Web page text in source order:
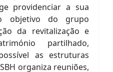
providenciar a sua
objetivo do grupo
da revitalização e
partilhado,
as estruturas
organiza reuniões,